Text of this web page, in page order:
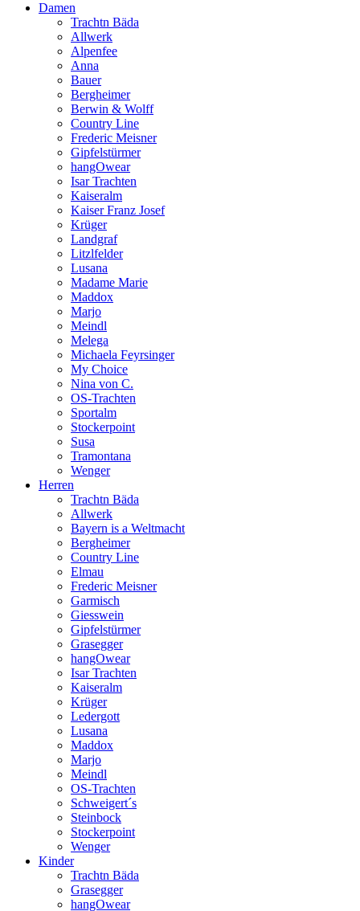
Damen
Trachtn Bäda
Allwerk
Alpenfee
Anna
Bauer
Bergheimer
Berwin & Wolff
Country Line
Frederic Meisner
Gipfelstürmer
hangOwear
Isar Trachten
Kaiseralm
Kaiser Franz Josef
Krüger
Landgraf
Litzlfelder
Lusana
Madame Marie
Maddox
Marjo
Meindl
Melega
Michaela Feyrsinger
My Choice
Nina von C.
OS-Trachten
Sportalm
Stockerpoint
Susa
Tramontana
Wenger
Herren
Trachtn Bäda
Allwerk
Bayern is a Weltmacht
Bergheimer
Country Line
Elmau
Frederic Meisner
Garmisch
Giesswein
Gipfelstürmer
Grasegger
hangOwear
Isar Trachten
Kaiseralm
Krüger
Ledergott
Lusana
Maddox
Marjo
Meindl
OS-Trachten
Schweigert´s
Steinbock
Stockerpoint
Wenger
Kinder
Trachtn Bäda
Grasegger
hangOwear